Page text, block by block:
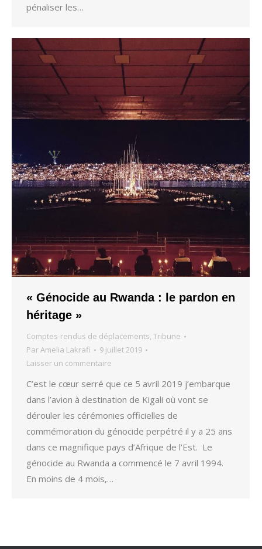
pénaliser les…
« Génocide au Rwanda : le pardon en
héritage »
Comptes-rendus de déplacements, Tribune
ParAmelia Lakrafi
9 juillet 2019
Laisser un commentaire
C’est le cœur serré que ce 5 avril 2019 j’embarque
dans l’avion à destination de Kigali où vont se
dérouler les cérémonies officielles de
commémoration du génocide perpétré il y a 25 ans
dans ce magnifique pays d’Afrique de l’Est. Le
génocide au Rwanda a commencé le 7 avril 1994.
En moins de 4 mois,…